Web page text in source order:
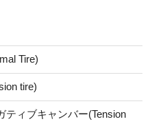
Tire)
tire)
ティブキャンバー(Tension